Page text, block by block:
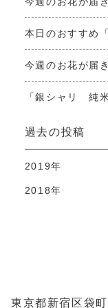
本日のおすすめ
今週のお花が届
「銀シャリ 純
過去の投稿
2019年
2018年
東京都新宿区袋